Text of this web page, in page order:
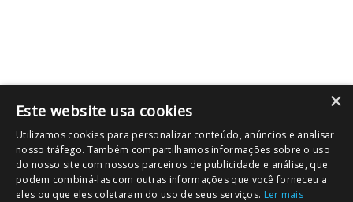
×
Este website usa cookies
Utilizamos cookies para personalizar conteúdo, anúncios e analisar
nosso tráfego. Também compartilhamos informações sobre o uso
do nosso site com nossos parceiros de publicidade e análise, que
podem combiná-las com outras informações que você forneceu a
eles ou que eles coletaram do uso de seus serviços. Ler mais